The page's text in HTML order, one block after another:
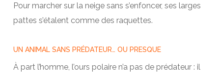
Pour marcher sur la neige sans s’enfoncer, ses larges
pattes s’étalent comme des raquettes.
UN ANIMAL SANS PRÉDATEUR… OU PRESQUE
À part l’homme, l’ours polaire n’a pas de prédateur : il